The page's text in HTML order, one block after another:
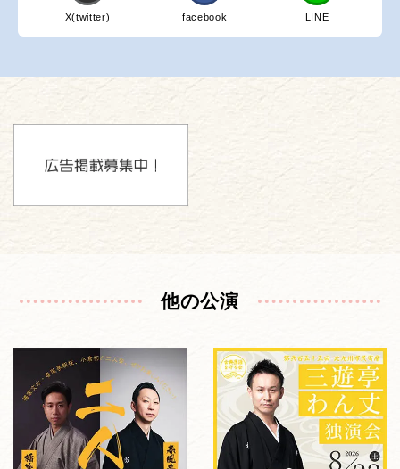
X(twitter) facebook LINE
他の公演